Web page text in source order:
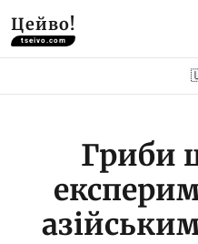
Цейво!
tseivo.com
Гриби